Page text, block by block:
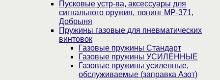
Пусковые устр-ва, аксессуары для
сигнального оружия, тюнинг МР-371,
Добрыня
Пружины газовые для пневматических
винтовок
Газовые пружины Стандарт
Газовые пружины УСИЛЕННЫЕ
Газовые пружины усиленные,
обслуживаемые (заправка Азот)